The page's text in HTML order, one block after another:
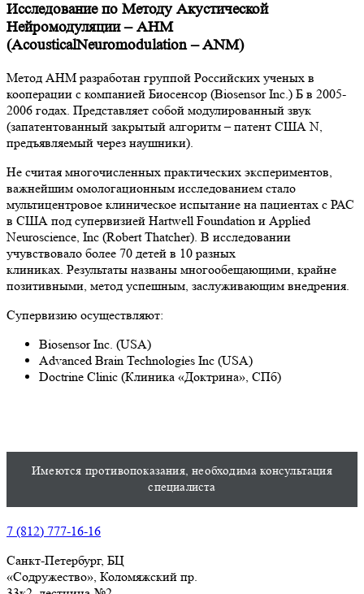
Исследование по Методу Акустической
Нейромодуляции – АНМ
(AcousticalNeuromodulation–ANM)
Метод АНМ разработан группой Российских ученых в
кооперации с компанией Биосенсор (Biosensor Inc.) Б в 2005-
2006 годах. Представляет собой модулированный звук
(запатентованный закрытый алгоритм – патент США N,
предъявляемый через наушники).
Не считая многочисленных практических экспериментов,
важнейшим омологационным исследованием стало
мультицентровое клиническое испытание на пациентах с РАС
в США под супервизией Hartwell Foundation и Applied
Neuroscience, Inc (Robert Thatcher). В исследовании
учувствовало более 70 детей в 10 разных
клиниках. Результаты названы многообещающими, крайне
позитивными, метод успешным, заслуживающим внедрения.
Супервизию осуществляют:
Biosensor Inc. (USA)
Advanced Brain Technologies Inc (USA)
Doctrine Clinic (Клиника «Доктрина», СПб)
Имеются противопоказания, необходима консультация
специалиста
7 (812) 777-16-16
Санкт-Петербург, БЦ
«Содружество», Колoмяжский пр.